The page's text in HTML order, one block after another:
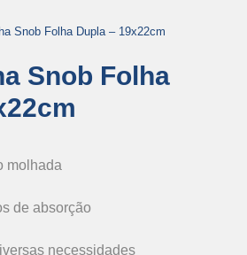
Snob Folha Dupla – 19x22cm
Snob Folha
molhada
de absorção
necessidades